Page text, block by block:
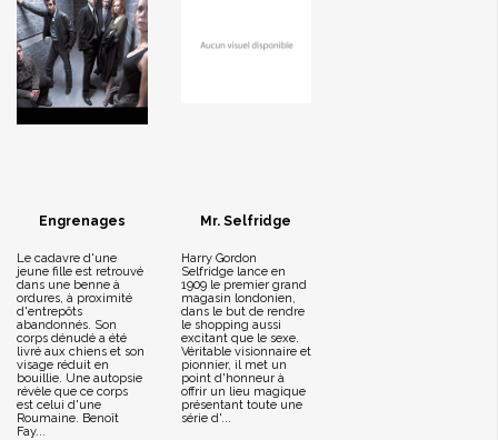
Engrenages
Le cadavre d'une
jeune fille est retrouvé
dans une benne à
ordures, à proximité
d'entrepôts
abandonnés. Son
corps dénudé a été
livré aux chiens et son
visage réduit en
bouillie. Une autopsie
révèle que ce corps
est celui d'une
Roumaine. Benoît
Fay...
Mr. Selfridge
Harry Gordon
Selfridge lance en
1909 le premier grand
magasin londonien,
dans le but de rendre
le shopping aussi
excitant que le sexe.
Véritable visionnaire et
pionnier, il met un
point d'honneur à
offrir un lieu magique
présentant toute une
série d'...